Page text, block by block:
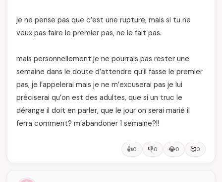
je ne pense pas que c’est une rupture, mais si tu ne
veux pas faire le premier pas, ne le fait pas.
mais personnellement je ne pourrais pas rester une
semaine dans le doute d’attendre qu’il fasse le premier
pas, je l’appelerai mais je ne m’excuserai pas je lui
préciserai qu’on est des adultes, que si un truc le
dérange il doit en parler, que le jour on serai marié il
ferra comment? m’abandoner 1 semaine?!!
👍0 👎0 😂0 🥰0